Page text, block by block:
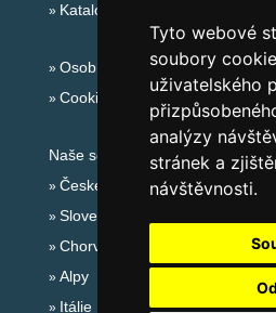
Tyto webové
soubory
uživatelského
analýzy
stránek a
návštěvnosti.
Katalog ubytování
Osobní údaje
Cookies
Naše servery:
České hory
Slovenské hory
Chorvatsko
Alpy
Itálie